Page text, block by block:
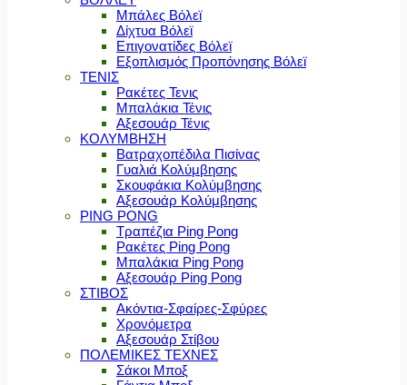
Μπάλες Βόλεϊ
Δίχτυα Βόλεϊ
Επιγονατίδες Βόλεϊ
Εξοπλισμός Προπόνησης Βόλεϊ
ΤΕΝΙΣ
Ρακέτες Τενις
Μπαλάκια Τένις
Αξεσουάρ Τένις
ΚΟΛΥΜΒΗΣΗ
Βατραχοπέδιλα Πισίνας
Γυαλιά Κολύμβησης
Σκουφάκια Κολύμβησης
Αξεσουάρ Κολύμβησης
PING PONG
Τραπέζια Ping Pong
Ρακέτες Ping Pong
Μπαλάκια Ping Pong
Αξεσουάρ Ping Pong
ΣΤΙΒΟΣ
Ακόντια-Σφαίρες-Σφύρες
Χρονόμετρα
Αξεσουάρ Στίβου
ΠΟΛΕΜΙΚΕΣ ΤΕΧΝΕΣ
Σάκοι Μποξ